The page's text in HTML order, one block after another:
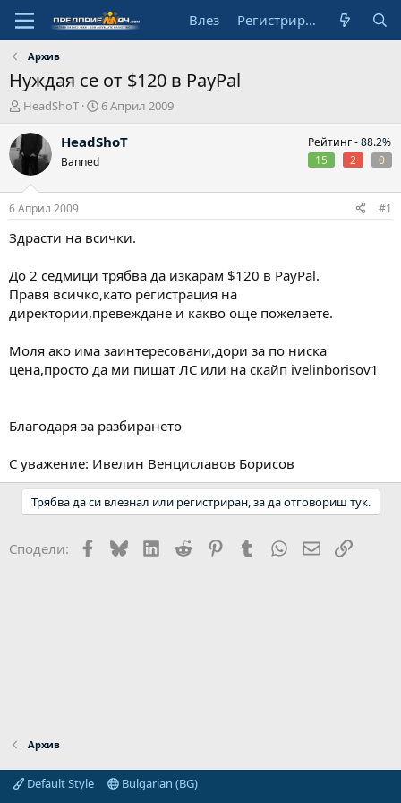
Влез Регистрирай се
Архив
Нуждая се от $120 в PayPal
А
т
о
HeadShoT
Н
ч
д
а
6 Април 2009
HeadShoT
Banned
Рейтинг -88.2%
15
2 0
6 Април 2009 #1
Здрасти на всички.
До 2 седмици трябва да изкарам $120 в PayPal.
Правя всичко,като регистрация на
директории,превеждане и какво още пожелаете.
Моля ако има заинтересовани,дори за по ниска
цена,просто да ми пишат ЛС или на скайп ivelinborisov1
Благодаря за разбирането
С уважение: Ивелин Венциславов Борисов
Трябва да си влезнал или регистриран, за да отговориш тук.
Сподели: Facebook
BlueskyLinkedIn
Reddit PinterestTumblr WhatsApp
EmailLink
Архив
Default Style
Bulgarian (BG)